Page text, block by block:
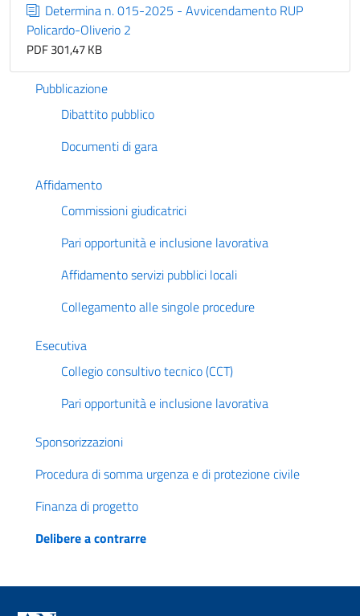
Determina n. 015-2025 - Avvicendamento RUP
Policardo-Oliverio 2
PDF 301,47 KB
Pubblicazione
Dibattito pubblico
Documenti di gara
Affidamento
Commissioni giudicatrici
Pari opportunità e inclusione lavorativa
Affidamento servizi pubblici locali
Collegamento alle singole procedure
Esecutiva
Collegio consultivo tecnico (CCT)
Pari opportunità e inclusione lavorativa
Sponsorizzazioni
Procedura di somma urgenza e di protezione civile
Finanza di progetto
Delibere a contrarre